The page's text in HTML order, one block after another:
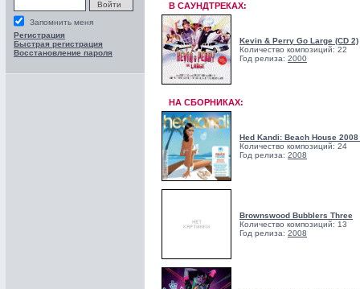
Запомнить меня
Регистрация
Быстрая регистрация
Восстановление пароля
В САУНДТРЕКАХ:
Kevin & Perry Go Large (CD 2)
Количество композиций: 22
Год релиза: 2000
НА СБОРНИКАХ:
Hed Kandi: Beach House
Количество композиций: 24
Год релиза: 2008
Brownswood Bubblers Three
Количество композиций: 13
Год релиза: 2008